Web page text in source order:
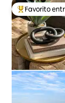
Favorito entre
Favorito